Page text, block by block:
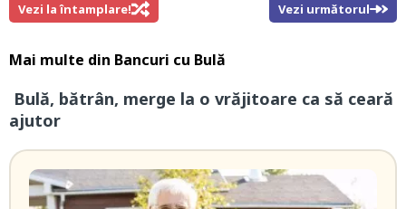
Vezi la întamplare! Vezi următorul
Mai multe din Bancuri cu Bulă
Bulă, bătrân, merge la o vrăjitoare ca să ceară
ajutor